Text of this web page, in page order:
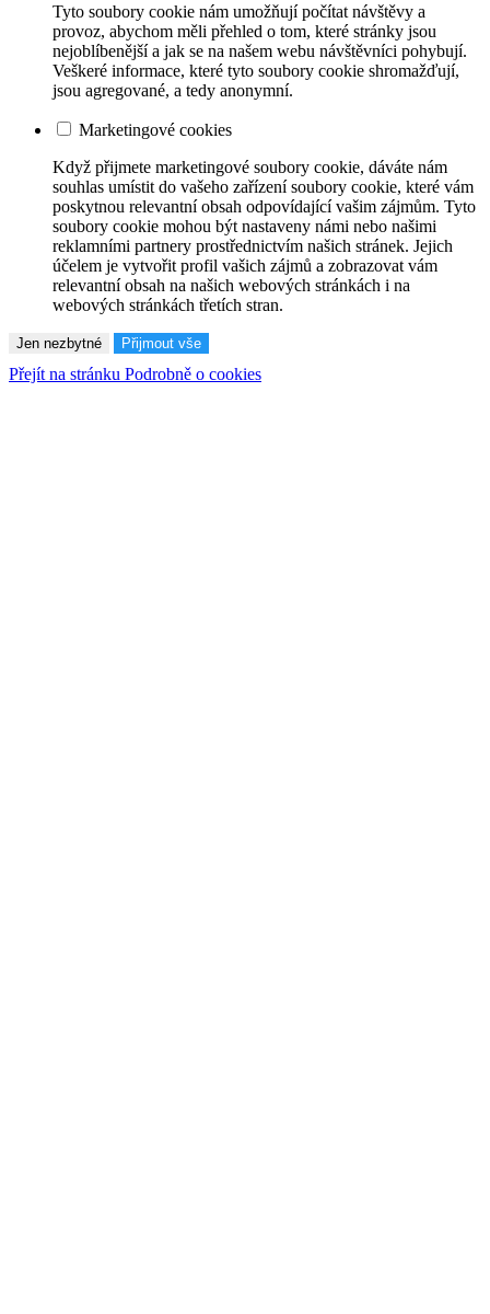
Tyto soubory cookie nám umožňují počítat návštěvy a
provoz, abychom měli přehled o tom, které stránky jsou
nejoblíbenější a jak se na našem webu návštěvníci pohybují.
Veškeré informace, které tyto soubory cookie shromažďují,
jsou agregované, a tedy anonymní.
Marketingové cookies
Když přijmete marketingové soubory cookie, dáváte nám
souhlas umístit do vašeho zařízení soubory cookie, které vám
poskytnou relevantní obsah odpovídající vašim zájmům. Tyto
soubory cookie mohou být nastaveny námi nebo našimi
reklamními partnery prostřednictvím našich stránek. Jejich
účelem je vytvořit profil vašich zájmů a zobrazovat vám
relevantní obsah na našich webových stránkách i na
webových stránkách třetích stran.
Jen nezbytné Přijmout vše
Přejít na stránku Podrobně o cookies